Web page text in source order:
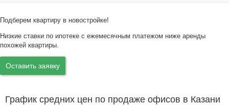
Подберем квартиру в новостройке!
Низкие ставки по ипотеке с ежемесячным платежом ниже аренды
похожей квартиры.
Оставить заявку
График средних цен по продаже офисов в Казани